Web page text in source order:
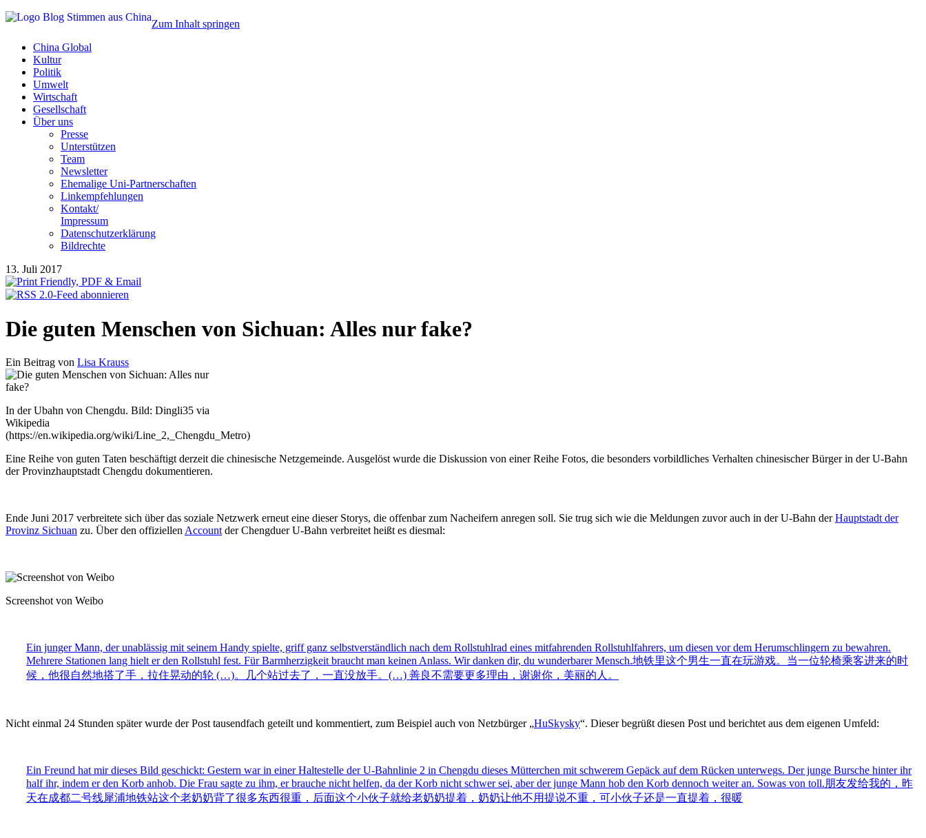
Zum Inhalt springen
China Global
Kultur
Politik
Umwelt
Wirtschaft
Gesellschaft
Über uns
Presse
Unterstützen
Team
Newsletter
Ehemalige Uni-Partnerschaften
Linkempfehlungen
Kontakt/
Impressum
Datenschutzerklärung
Bildrechte
13. Juli 2017
Die guten Menschen von Sichuan: Alles nur fake?
Ein Beitrag von Lisa Krauss
In der Ubahn von Chengdu. Bild: Dingli35 via
Wikipedia
(https://en.wikipedia.org/wiki/Line_2,_Chengdu_Metro)
Eine Reihe von guten Taten beschäftigt derzeit die chinesische Netzgemeinde. Ausgelöst wurde die Diskussion von einer Reihe Fotos, die besonders vorbildliches Verhalten chinesischer Bürger in der U-Bahn
der Provinzhauptstadt Chengdu dokumentieren.
Ende Juni 2017 verbreitete sich über das soziale Netzwerk erneut eine dieser Storys, die offenbar zum Nacheifern anregen soll. Sie trug sich wie die Meldungen zuvor auch in der U-Bahn derHauptstadt der
Provinz Sichuan zu. Über den offiziellen Account der Chengduer U-Bahn verbreitet heißt es diesmal:
Screenshot von Weibo
Ein junger Mann, der unablässig mit seinem Handy spielte, griff ganz selbstverständlich nach dem Rollstuhlrad eines mitfahrenden Rollstuhlfahrers, um diesen vor dem Herumschlingern zu bewahren.
Mehrere Stationen lang hielt er den Rollstuhl fest. Für Barmherzigkeit braucht man keinen Anlass. Wir danken dir, du wunderbarer Mensch.地铁里这个男生一直在玩游戏。当一位轮椅乘客进来的时
候，他很自然地搭了手，拉住晃动的轮 (…)。几个站过去了，一直没放手。(…) 善良不需要更多理由，谢谢你，美丽的人。
Nicht einmal 24 Stunden später wurde der Post tausendfach geteilt und kommentiert, zum Beispiel auch von Netzbürger „HuSkysky“. Dieser begrüßt diesen Post und berichtet aus dem eigenen Umfeld:
Ein Freund hat mir dieses Bild geschickt: Gestern war in einer Haltestelle der U-Bahnlinie 2 in Chengdu dieses Mütterchen mit schwerem Gepäck auf dem Rücken unterwegs. Der junge Bursche hinter ihr
half ihr, indem er den Korb anhob. Die Frau sagte zu ihm, er brauche nicht helfen, da der Korb nicht schwer sei, aber der junge Mann hob den Korb dennoch weiter an. Sowas von toll.朋友发给我的，昨
天在成都二号线犀浦地铁站这个老奶奶背了很多东西很重，后面这个小伙子就给老奶奶提着，奶奶让他不用提说不重，可小伙子还是一直提着，很暖